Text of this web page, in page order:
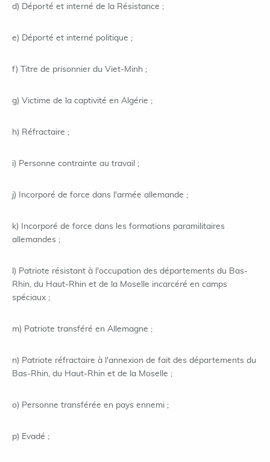
d) Déporté et interné de la Résistance ;
e) Déporté et interné politique ;
f) Titre de prisonnier du Viet-Minh ;
g) Victime de la captivité en Algérie ;
h) Réfractaire ;
i) Personne contrainte au travail ;
j) Incorporé de force dans l'armée allemande ;
k) Incorporé de force dans les formations paramilitaires
allemandes ;
l) Patriote résistant à l'occupation des départements du Bas-
Rhin, du Haut-Rhin et de la Moselle incarcéré en camps
spéciaux ;
m) Patriote transféré en Allemagne ;
n) Patriote réfractaire à l'annexion de fait des départements du
Bas-Rhin, du Haut-Rhin et de la Moselle ;
o) Personne transférée en pays ennemi ;
p) Evadé ;